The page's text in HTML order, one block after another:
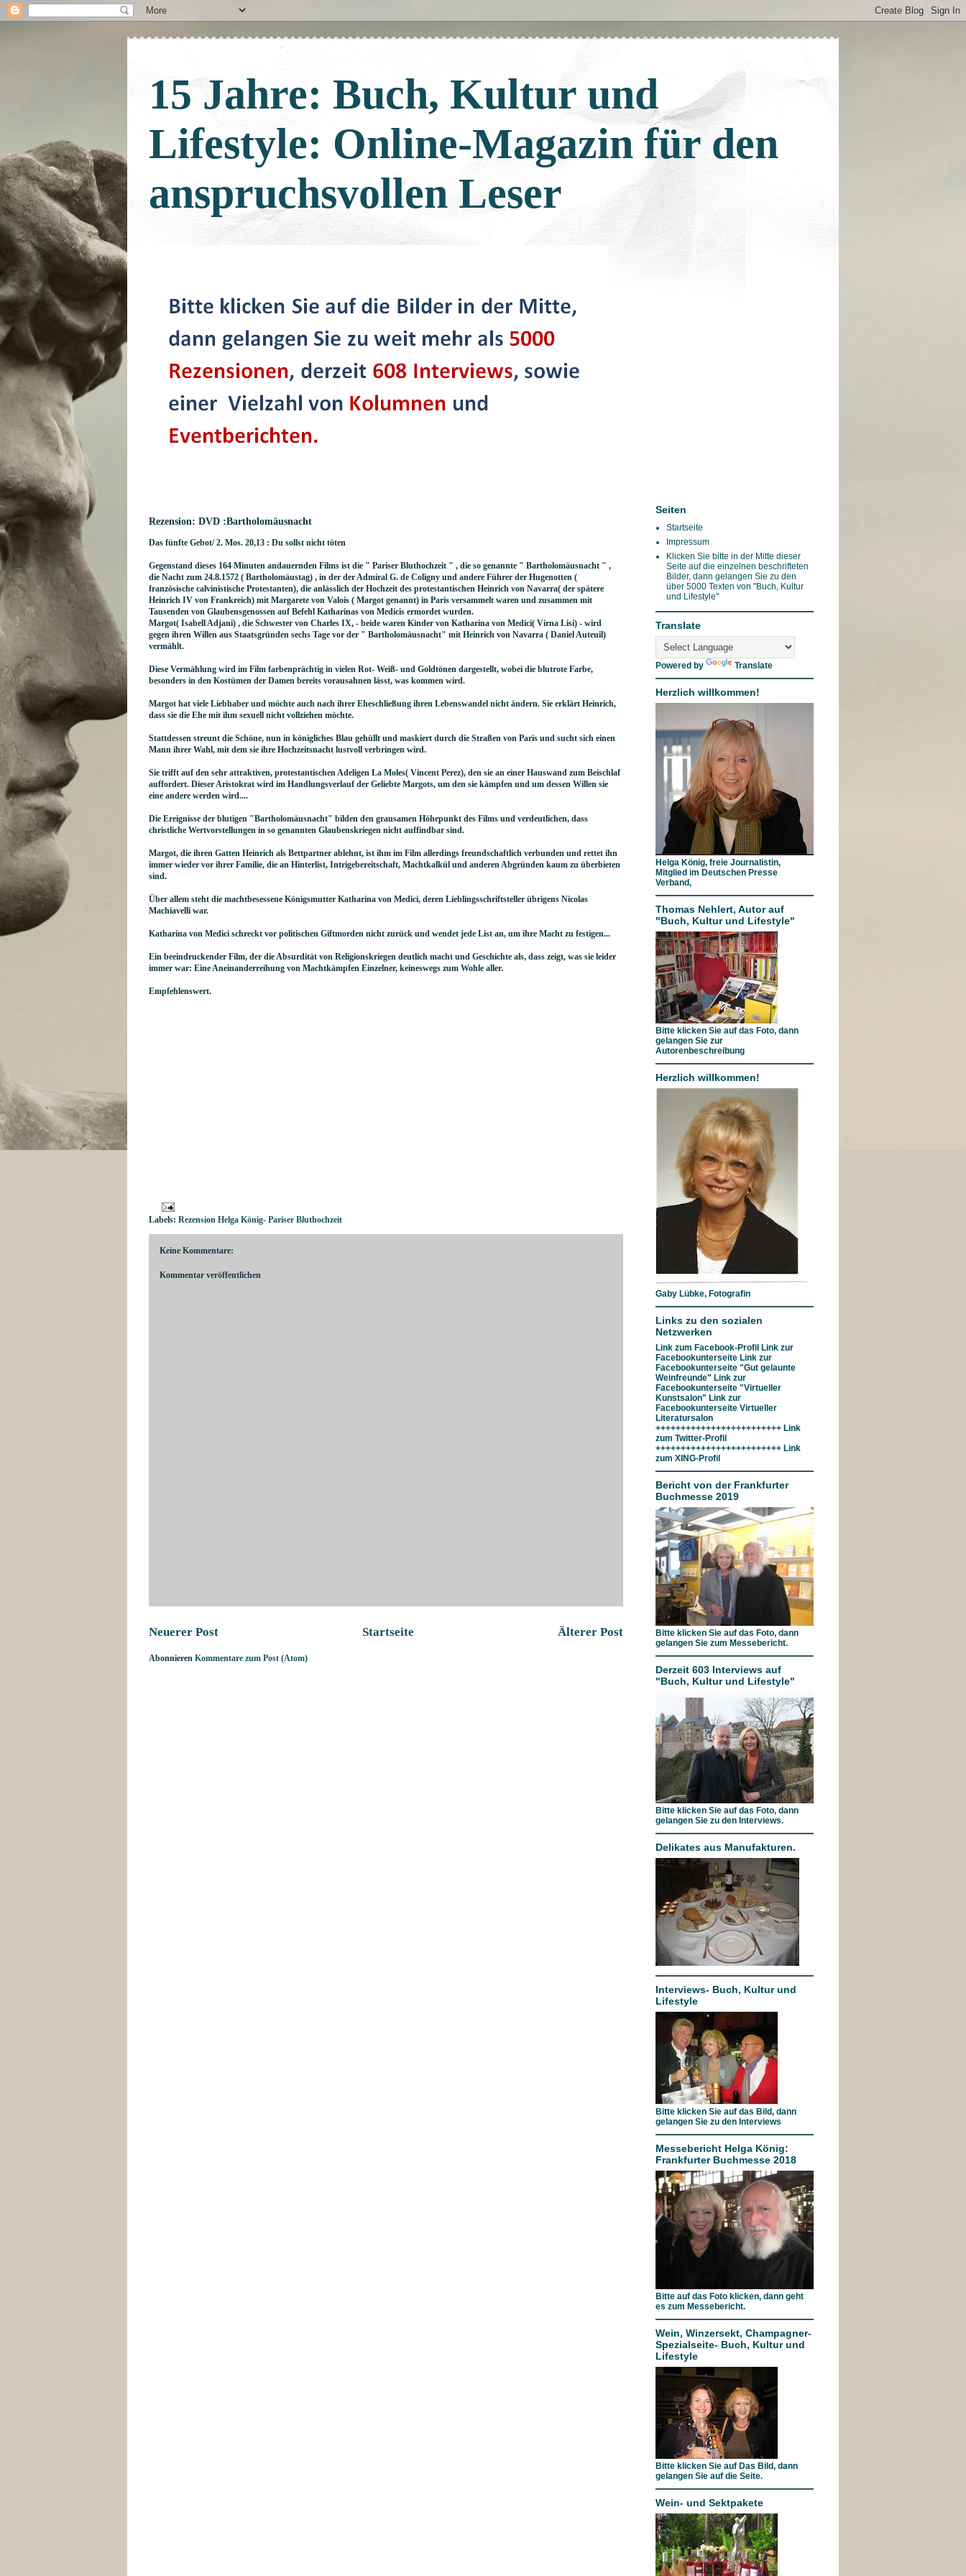
15 Jahre: Buch, Kultur und
Lifestyle: Online-Magazin für den
anspruchsvollen Leser
Rezension: DVD :Bartholomäusnacht
Das fünfte Gebot/ 2. Mos. 20,13 : Du sollst nicht töten
Gegenstand dieses 164 Minuten andauernden Films ist die " Pariser Bluthochzeit " , die so genannte " Bartholomäusnacht " ,
die Nacht zum 24.8.1572 ( Bartholomäustag) , in der der Admiral G. de Coligny und andere Führer der Hugenotten (
französische calvinistische Protestanten), die anlässlich der Hochzeit des protestantischen Heinrich von Navarra( der spätere
Heinrich IV von Frankreich) mit Margarete von Valois ( Margot genannt) in Paris versammelt waren und zusammen mit
Tausenden von Glaubensgenossen auf Befehl Katharinas von Medicis ermordet wurden.
Margot( Isabell Adjani) , die Schwester von Charles IX, - beide waren Kinder von Katharina von Medici( Virna Lisi) - wird
gegen ihren Willen aus Staatsgründen sechs Tage vor der " Bartholomäusnacht" mit Heinrich von Navarra ( Daniel Auteuil)
vermählt.
Diese Vermählung wird im Film farbenprächtig in vielen Rot- Weiß- und Goldtönen dargestellt, wobei die blutrote Farbe,
besonders in den Kostümen der Damen bereits vorausahnen lässt, was kommen wird.
Margot hat viele Liebhaber und möchte auch nach ihrer Eheschließung ihren Lebenswandel nicht ändern. Sie erklärt Heinrich,
dass sie die Ehe mit ihm sexuell nicht vollziehen möchte.
Stattdessen streunt die Schöne, nun in königliches Blau gehüllt und maskiert durch die Straßen von Paris und sucht sich einen
Mann ihrer Wahl, mit dem sie ihre Hochzeitsnacht lustvoll verbringen wird.
Sie trifft auf den sehr attraktiven, protestantischen Adeligen La Moles( Vincent Perez), den sie an einer Hauswand zum Beischlaf
auffordert. Dieser Aristokrat wird im Handlungsverlauf der Geliebte Margots, um den sie kämpfen und um dessen Willen sie
eine andere werden wird....
Die Ereignisse der blutigen "Bartholomäusnacht" bilden den grausamen Höhepunkt des Films und verdeutlichen, dass
christliche Wertvorstellungen in so genannten Glaubenskriegen nicht auffindbar sind.
Margot, die ihren Gatten Heinrich als Bettpartner ablehnt, ist ihm im Film allerdings freundschaftlich verbunden und rettet ihn
immer wieder vor ihrer Familie, die an Hinterlist, Intrigebereitschaft, Machtkalkül und anderen Abgründen kaum zu überbieten
sind.
Über allem steht die machtbesessene Königsmutter Katharina von Medici, deren Lieblingsschriftsteller übrigens Nicolas
Machiavelli war.
Katharina von Medici schreckt vor politischen Giftmorden nicht zurück und wendet jede List an, um ihre Macht zu festigen...
Ein beeindruckender Film, der die Absurdität von Religionskriegen deutlich macht und Geschichte als, dass zeigt, was sie leider
immer war: Eine Aneinanderreihung von Machtkämpfen Einzelner, keineswegs zum Wohle aller.
Empfehlenswert.
Labels: Rezension Helga König- Pariser Bluthochzeit
Keine Kommentare:
Kommentar veröffentlichen
Neuerer Post Älterer Post
Startseite
Abonnieren Kommentare zum Post (Atom)
Seiten
Startseite
Impressum
Klicken Sie bitte in der Mitte dieser
Seite auf die einzelnen beschrifteten
Bilder, dann gelangen Sie zu den
über 5000 Texten von "Buch, Kultur
und Lifestyle"
Translate
Powered by Translate
Herzlich willkommen!
Helga König, freie Journalistin,
Mitglied im Deutschen Presse
Verband,
Thomas Nehlert, Autor auf
"Buch, Kultur und Lifestyle"
Bitte klicken Sie auf das Foto, dann
gelangen Sie zur
Autorenbeschreibung
Herzlich willkommen!
Gaby Lübke, Fotografin
Links zu den sozialen
Netzwerken
Link zum Facebook-Profil Link zur
Facebookunterseite Link zur
Facebookunterseite "Gut gelaunte
Weinfreunde" Link zur
Facebookunterseite "Virtueller
Kunstsalon" Link zur
Facebookunterseite Virtueller
Literatursalon
+++++++++++++++++++++++++ Link
zum Twitter-Profil
+++++++++++++++++++++++++ Link
zum XING-Profil
Bericht von der Frankfurter
Buchmesse 2019
Bitte klicken Sie auf das Foto, dann
gelangen Sie zum Messebericht.
Derzeit 603 Interviews auf
"Buch, Kultur und Lifestyle"
Bitte klicken Sie auf das Foto, dann
gelangen Sie zu den Interviews.
Delikates aus Manufakturen.
Interviews- Buch, Kultur und
Lifestyle
Bitte klicken Sie auf das Bild, dann
gelangen Sie zu den Interviews
Messebericht Helga König:
Frankfurter Buchmesse 2018
Bitte auf das Foto klicken, dann geht
es zum Messebericht.
Wein, Winzersekt, Champagner-
Spezialseite- Buch, Kultur und
Lifestyle
Bitte klicken Sie auf Das Bild, dann
gelangen Sie auf die Seite.
Wein- und Sektpakete